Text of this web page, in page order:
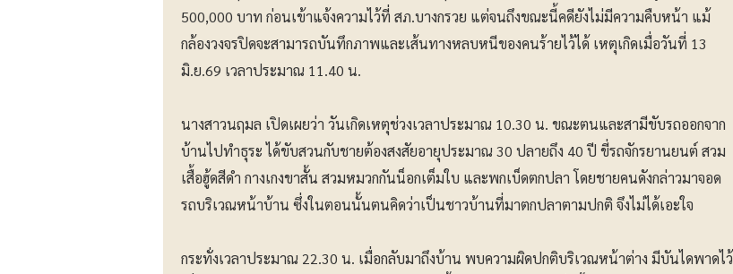
500,000 บาท ก่อนเข้าแจ้งความไว้ที่ สภ.บางกรวย แต่จนถึงขณะนี้คดียังไม่มีความคืบหน้า แม้
กล้องวงจรปิดจะสามารถบันทึกภาพและเส้นทางหลบหนีของคนร้ายไว้ได้ เหตุเกิดเมื่อวันที่ 13
มิ.ย.69 เวลาประมาณ 11.40 น.
นางสาวนฤมล เปิดเผยว่า วันเกิดเหตุช่วงเวลาประมาณ 10.30 น. ขณะตนและสามีขับรถออกจาก
บ้านไปทำธุระ ได้ขับสวนกับชายต้องสงสัยอายุประมาณ 30 ปลายถึง 40 ปี ขี่รถจักรยานยนต์ สวม
เสื้อฮู้ดสีดำ กางเกงขาสั้น สวมหมวกกันน็อกเต็มใบ และพกเบ็ดตกปลา โดยชายคนดังกล่าวมาจอด
รถบริเวณหน้าบ้าน ซึ่งในตอนนั้นตนคิดว่าเป็นชาวบ้านที่มาตกปลาตามปกติ จึงไม่ได้เอะใจ
กระทั่งเวลาประมาณ 22.30 น. เมื่อกลับมาถึงบ้าน พบความผิดปกติบริเวณหน้าต่าง มีบันไดพาดไว้